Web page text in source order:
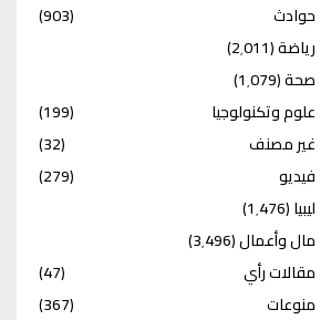
حوادث
(903)
رياضة(2٬011)
صحة(1٬079)
علوم وتكنولوجيا
(199)
غير مصنف
(32)
فيديو
(279)
ليبيا(1٬476)
مال وأعمال(3٬496)
مقالات رأي
(47)
منوعات
(367)